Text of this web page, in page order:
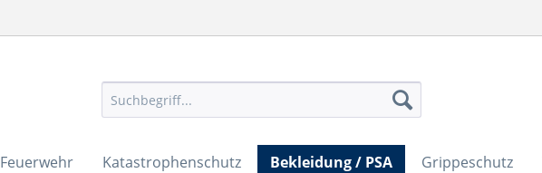
Feuerwehr Katastrophenschutz Bekleidung / PSA Grippeschutz